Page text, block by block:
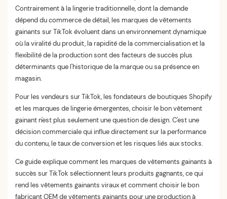
Contrairement à la lingerie traditionnelle, dont la demande
dépend du commerce de détail, les marques de vêtements
gainants sur TikTok évoluent dans un environnement dynamique
où la viralité du produit, la rapidité de la commercialisation et la
flexibilité de la production sont des facteurs de succès plus
déterminants que l'historique de la marque ou sa présence en
magasin.
Pour les vendeurs sur TikTok, les fondateurs de boutiques Shopify
et les marques de lingerie émergentes, choisir le bon vêtement
gainant n'est plus seulement une question de design. C'est une
décision commerciale qui influe directement sur la performance
du contenu, le taux de conversion et les risques liés aux stocks.
Ce guide explique comment les marques de vêtements gainants à
succès sur TikTok sélectionnent leurs produits gagnants, ce qui
rend les vêtements gainants viraux et comment choisir le bon
fabricant OEM de vêtements gainants pour une production à